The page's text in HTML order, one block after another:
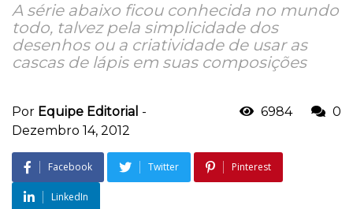
A série abaixo ficou conhecida no mundo
todo, talvez pela simplicidade dos
desenhos ou a criatividade de usar as
cascas de lápis em suas composições
Por Equipe Editorial -
Dezembro 14, 2012
6984 0
Facebook Twitter Pinterest
LinkedIn